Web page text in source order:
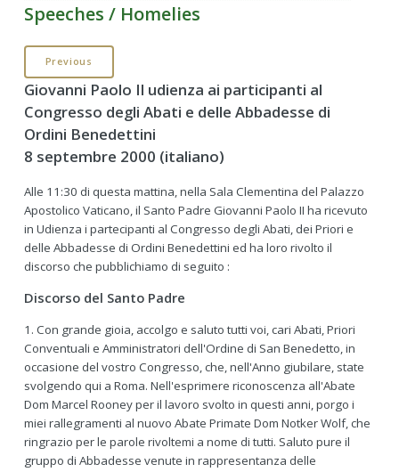
Speeches / Homelies
Previous
Giovanni Paolo Il udienza ai participanti al
Congresso degli Abati e delle Abbadesse di
Ordini Benedettini
8 septembre 2000 (italiano)
Alle 11:30 di questa mattina, nella Sala Clementina del Palazzo
Apostolico Vaticano, il Santo Padre Giovanni Paolo II ha ricevuto
in Udienza i partecipanti al Congresso degli Abati, dei Priori e
delle Abbadesse di Ordini Benedettini ed ha loro rivolto il
discorso che pubblichiamo di seguito :
Discorso del Santo Padre
1. Con grande gioia, accolgo e saluto tutti voi, cari Abati, Priori
Conventuali e Amministratori dell'Ordine di San Benedetto, in
occasione del vostro Congresso, che, nell'Anno giubilare, state
svolgendo qui a Roma. Nell'esprimere riconoscenza all'Abate
Dom Marcel Rooney per il lavoro svolto in questi anni, porgo i
miei rallegramenti al nuovo Abate Primate Dom Notker Wolf, che
ringrazio per le parole rivoltemi a nome di tutti. Saluto pure il
gruppo di Abbadesse venute in rappresentanza delle